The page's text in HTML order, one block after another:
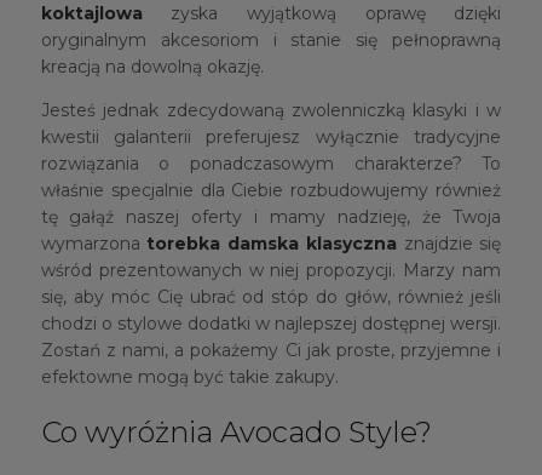
koktajlowa zyska wyjątkową oprawę dzięki
oryginalnym akcesoriom i stanie się pełnoprawną
kreacją na dowolną okazję.
Jesteś jednak zdecydowaną zwolenniczką klasyki i w
kwestii galanterii preferujesz wyłącznie tradycyjne
rozwiązania o ponadczasowym charakterze? To
właśnie specjalnie dla Ciebie rozbudowujemy również
tę gałąź naszej oferty i mamy nadzieję, że Twoja
wymarzona torebka damska klasyczna znajdzie się
wśród prezentowanych w niej propozycji. Marzy nam
się, aby móc Cię ubrać od stóp do głów, również jeśli
chodzi o stylowe dodatki w najlepszej dostępnej wersji.
Zostań z nami, a pokażemy Ci jak proste, przyjemne i
efektowne mogą być takie zakupy.
Co wyróżnia Avocado Style?